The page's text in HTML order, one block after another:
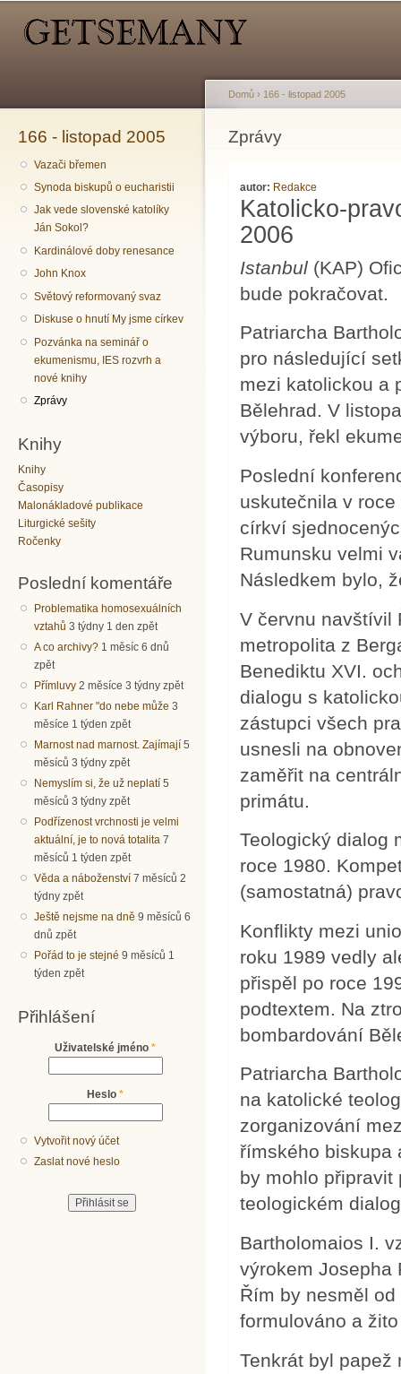
166 - listopad 2005
Vazači břemen
Synoda biskupů o eucharistii
Jak vede slovenské katolíky
Ján Sokol?
Kardinálové doby renesance
John Knox
Světový reformovaný svaz
Diskuse o hnutí My jsme církev
Pozvánka na seminář o
ekumenismu, IES rozvrh a
nové knihy
Zprávy
Knihy
Knihy
Časopisy
Malonákladové publikace
Liturgické sešity
Ročenky
Poslední komentáře
Problematika homosexuálních
vztahů 3 týdny 1 den zpět
A co archivy? 1 měsíc 6 dnů
zpět
Přímluvy 2 měsíce 3 týdny zpět
Karl Rahner "do nebe může 3
měsíce 1 týden zpět
Marnost nad marnost. Zajímají 5
měsíců 3 týdny zpět
Nemyslím si, že už neplatí 5
měsíců 3 týdny zpět
Podřízenost vrchnosti je velmi
aktuální, je to nová totalita 7
měsíců 1 týden zpět
Věda a náboženství 7 měsíců 2
týdny zpět
Ještě nejsme na dně 9 měsíců 6
dnů zpět
Pořád to je stejné 9 měsíců 1
týden zpět
Přihlášení
Uživatelské jméno *
Heslo *
Vytvořit nový účet
Zaslat nové heslo
Jste zde
Domů › 166 - listopad 2005
Zprávy
autor: Redakce
Katolicko-
2006
Istanbul (KAP)
bude pokračovat.
Patriarcha
pro následující
mezi katolickou a
Bělehrad. V
výboru, řekl
Poslední
uskutečnila v
církví
Rumunsku velmi
Následkem bylo,
V červnu navštívil
metropolita z
Benediktu XVI.
dialogu s
zástupci všech
usnesli na
zaměřit na
primátu.
Teologický dialog
roce 1980.
(samostatná)
Konflikty mezi
roku 1989 vedly
přispěl po roce
podtextem. Na
bombardování
Patriarcha
na katolické
zorganizování
římského biskupa
by mohlo
teologickém
Bartholomaios I.
výrokem Josepha
Řím by nesměl
formulováno a
Tenkrát byl